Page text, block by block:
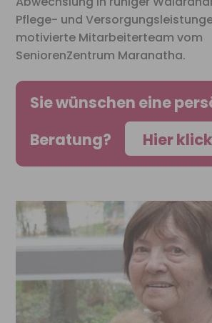
Pflege- und
motivierte Mitarbeiterteam vom
SeniorenZentrum Maranatha.
Sie wünschen eine
Beratung?
Hier